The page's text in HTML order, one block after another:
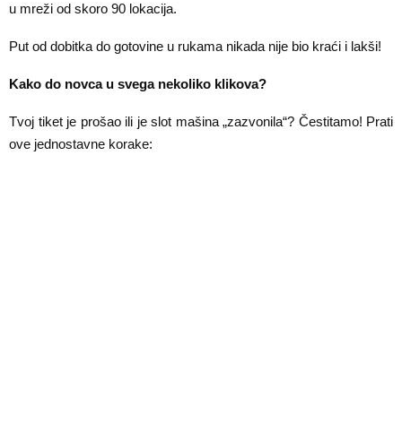
u mreži od skoro 90 lokacija.
Put od dobitka do gotovine u rukama nikada nije bio kraći i lakši!
Kako do novca u svega nekoliko klikova?
Tvoj tiket je prošao ili je slot mašina „zazvonila“? Čestitamo! Prati
ove jednostavne korake: